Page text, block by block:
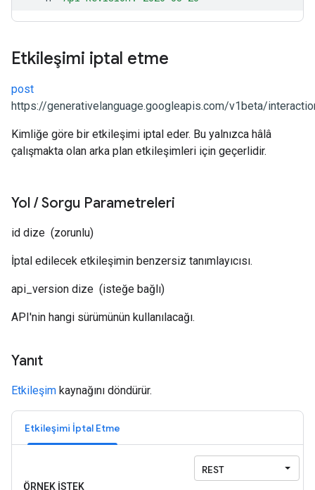
Etkileşimi iptal etme
post
https://generativelanguage.googleapis.com/v1beta/
Kimliğe göre bir etkileşimi iptal eder. Bu yalnızca hâlâ
çalışmakta olan arka plan etkileşimleri için geçerlidir.
Yol /Sorgu Parametreleri
id dize (zorunlu)
İptal edilecek etkileşimin benzersiz tanımlayıcısı.
api_version dize (isteğe bağlı)
API'nin hangi sürümünün kullanılacağı.
Yanıt
Etkileşim kaynağını döndürür.
Etkileşimi İptal Etme